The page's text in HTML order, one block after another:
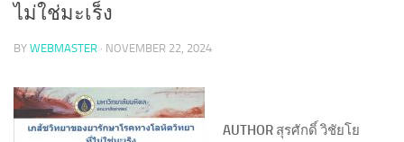
ไม่ใช่มะเร็ง
BY WEBMASTER · NOVEMBER 22, 2024
AUTHOR สุรศักดิ์ วิชัยโย